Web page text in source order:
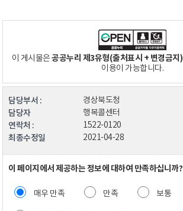
이 게시물은공공누리 제3유형(출처표시 + 변경금지)
이용이 가능합니다.
담당부서 : 경상북도청
담당자 행복콜센터
연락처 : 1522-0120
최종수정일 2021-04-28
이 페이지에서 제공하는 정보에 대하여 만족하십니까?
매우 만족 만족 보통